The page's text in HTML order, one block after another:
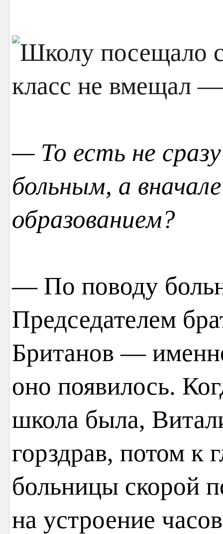
— То есть не
больным, а
образованием?
— По поводу
Председателем
Британов —
оно появилось.
школа была,
горздрав, потом к
больницы скорой
на устроение